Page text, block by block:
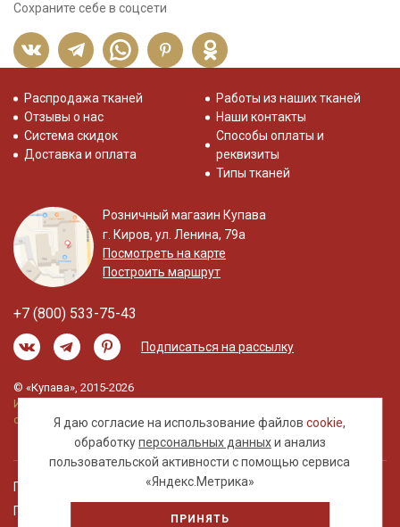
Сохраните себе в соцсети
Я даю согласие на использование файловcookie,
обработкуперсональных данныхи анализ
пользовательской активности с помощью сервиса
«Яндекс.Метрика»
ПРИНЯТЬ
Распродажа тканей
Отзывы о нас
Система скидок
Доставка и оплата
Работы из наших тканей
Наши контакты
Способы оплаты и
реквизиты
Типы тканей
Розничный магазин Купава
г. Киров, ул. Ленина, 79а
Посмотреть на карте
Построить маршрут
+7 (800) 533-75-43
Подписаться на рассылку
© «Купава», 2015-2026
Информация на сайте не является публичной
офертой.
Правовая информация
Политика обработки персональных данных